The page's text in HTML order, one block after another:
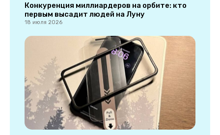
Конкуренция миллиардеров на орбите: кто
первым высадит людей на Луну
18 июля 2026